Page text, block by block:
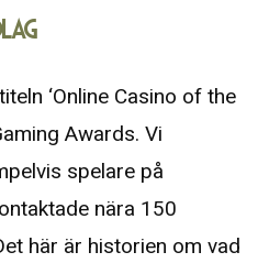
‘Online Casino of the
Awards. Vi
spelare på
nära 150
här är historien om vad